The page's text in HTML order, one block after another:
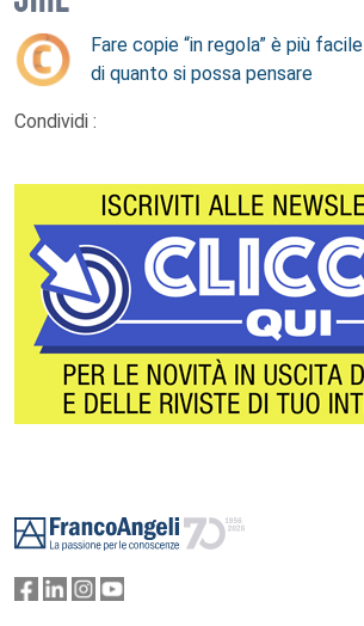
Fare copie “in regola” è più facile
di quanto si possa pensare
Condividi :